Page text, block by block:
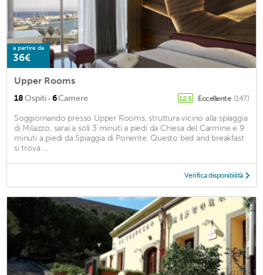
a partire da
36€
Upper Rooms
18Ospiti · 6Camere 12,5 Eccellente (147)
Soggiornando presso Upper Rooms, struttura vicino alla spiaggia
di Milazzo, sarai a soli 3 minuti a piedi da Chiesa del Carmine e 9
minuti a piedi da Spiaggia di Ponente. Questo bed and breakfast
si trova ...
Verifica disponibilità